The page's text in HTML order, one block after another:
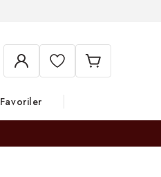
Favoriler